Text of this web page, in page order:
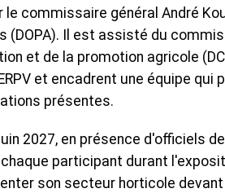
commissaire général André
Il est assisté du
et de la promotion agricole
et encadrent une équipe qui
présentes.
2027, en présence d'officiels
participant durant
son secteur horticole devant